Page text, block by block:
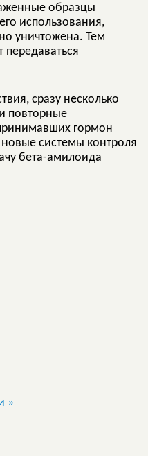
образцы
использования,
уничтожена. Тем
сразу несколько
повторные
гормон
новые системы контроля
бета-амилоида
»